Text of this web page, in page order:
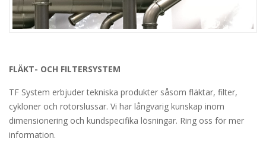
FLÄKT- OCH FILTERSYSTEM
TF System erbjuder tekniska produkter såsom fläktar, filter,
cykloner och rotorslussar. Vi har långvarig kunskap inom
dimensionering och kundspecifika lösningar. Ring oss för mer
information.